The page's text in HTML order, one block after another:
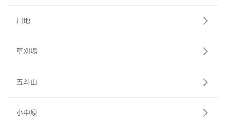
川地
草刈場
五斗山
小中原